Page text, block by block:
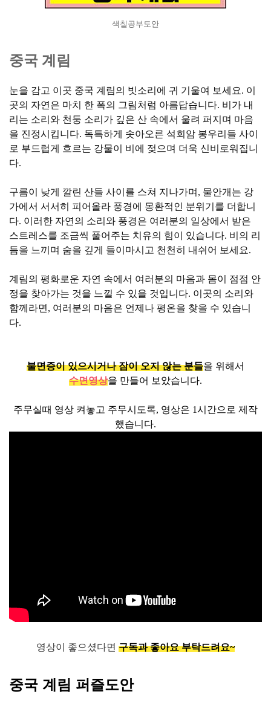
색칠공부도안
중국 계림
눈을 감고 이곳 중국 계림의 빗소리에 귀 기울여 보세요. 이
곳의 자연은 마치 한 폭의 그림처럼 아름답습니다. 비가 내
리는 소리와 천둥 소리가 깊은 산 속에서 울려 퍼지며 마음
을 진정시킵니다. 독특하게 솟아오른 석회암 봉우리들 사이
로 부드럽게 흐르는 강물이 비에 젖으며 더욱 신비로워집니
다.
구름이 낮게 깔린 산들 사이를 스쳐 지나가며, 물안개는 강
가에서 서서히 피어올라 풍경에 몽환적인 분위기를 더합니
다. 이러한 자연의 소리와 풍경은 여러분의 일상에서 받은
스트레스를 조금씩 풀어주는 치유의 힘이 있습니다. 비의 리
듬을 느끼며 숨을 깊게 들이마시고 천천히 내쉬어 보세요.
계림의 평화로운 자연 속에서 여러분의 마음과 몸이 점점 안
정을 찾아가는 것을 느낄 수 있을 것입니다. 이곳의 소리와
함께라면, 여러분의 마음은 언제나 평온을 찾을 수 있습니
다.
불면증이 있으시거나 잠이 오지 않는 분들을 위해서
수면영상을 만들어 보았습니다.
주무실때 영상 켜놓고 주무시도록, 영상은 1시간으로 제작
했습니다.
영상이 좋으셨다면 구독과 좋아요 부탁드려요~
중국 계림 퍼즐도안